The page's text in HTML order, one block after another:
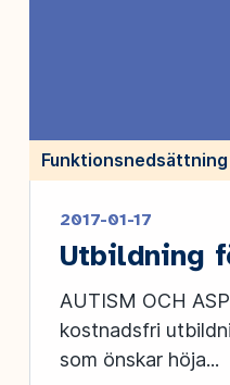
Funktionsnedsättning
2017-01-17
Utbildning
AUTISM OCH
kostnadsfri
som önskar höja...